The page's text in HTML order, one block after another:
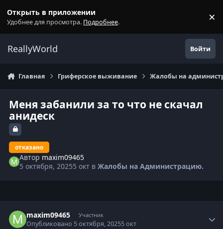
Открыть в приложении
Удобнее для просмотра. Подробнее. ×
ReallyWorld Войти
Главная Гриферское выживание Жалобы на
Меня забанили за то что не скачал
анидеск
отказано
Автор maxim09465
5 октября, 20255 окт вЖалобы на Администрацию.
maxim09465 Участник
Опубликовано 5 октября, 20255 окт